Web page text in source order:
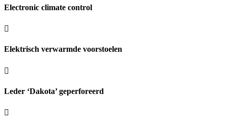
Electronic climate control
Elektrisch verwarmde voorstoelen
Leder ‘Dakota’ geperforeerd